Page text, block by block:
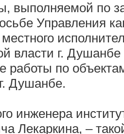
выполняемой по
Управления
власти г.
работы по
Душанбе.
инженера
Лекаркина, –